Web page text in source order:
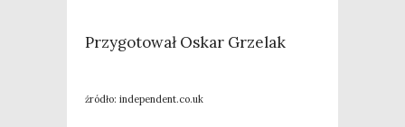
Przy­go­to­wał Oskar Grzelak
źró­dło: independent.co.uk